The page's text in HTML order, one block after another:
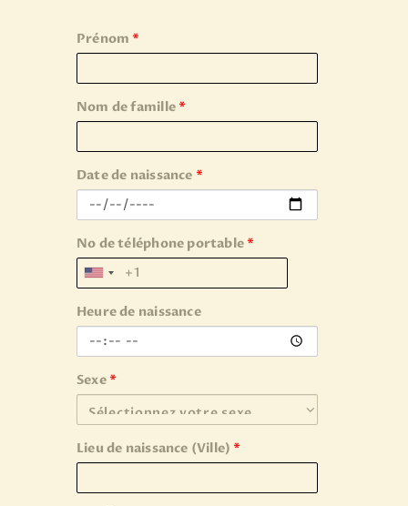
Prénom *
Nom de famille *
Date de naissance *
No de téléphone portable *
Heure de naissance
Sexe *
Lieu de naissance (Ville) *